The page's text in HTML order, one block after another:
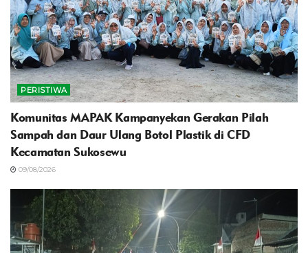
PERISTIWA
Komunitas MAPAK Kampanyekan Gerakan Pilah
Sampah dan Daur Ulang Botol Plastik di CFD
Kecamatan Sukosewu
09/08/2026